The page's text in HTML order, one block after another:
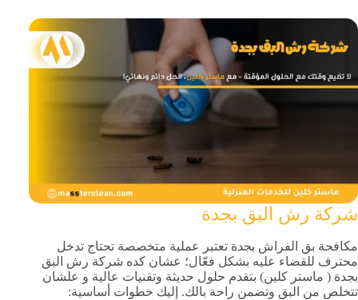
شركة رش البق بجدة
مكافحة بق الفراش بجدة تعتبر عملية متخصصة تحتاج تدخل
محترف للقضاء عليه بشكل فعّال؛ عشان كده شركة رش البق
بجدة ( ماستر كلين) بتقدم حلول حديثة وتقنيات عالية و علشان
تتخلص من البق وتضمن راحة بالك. إليك خطوات أساسية: